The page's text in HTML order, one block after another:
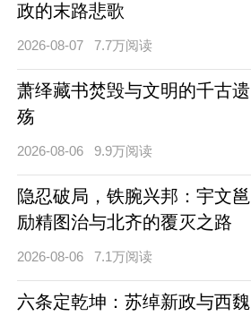
政的末路悲歌
2026-08-07 7.7万阅读
萧绎藏书焚毁与文明的千古遗
殇
2026-08-06 9.9万阅读
隐忍破局，铁腕兴邦：宇文邕
励精图治与北齐的覆灭之路
2026-08-06 7.1万阅读
六条定乾坤：苏绰新政与西魏